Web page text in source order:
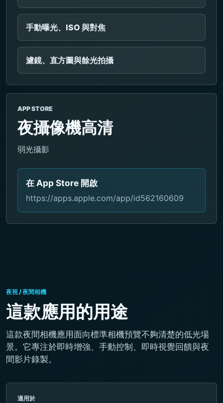
手動曝光、ISO 與對焦
濾鏡、直方圖與餘光拍攝
APP STORE
夜攝像機高清
弱光攝影
在 App Store 開啟
https://apps.apple.com/app/id562160609
夜視 / 夜間相機
這款應用的用途
這款夜間相機應用面向標準相機預覽不夠清楚的低光場
景。它專注於即時增強、手動控制、即時視覺回饋與夜
間影片錄製。
適用於